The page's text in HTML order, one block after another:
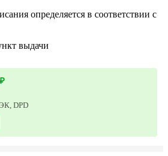
определяется в соответствии с
выдачи
DPD